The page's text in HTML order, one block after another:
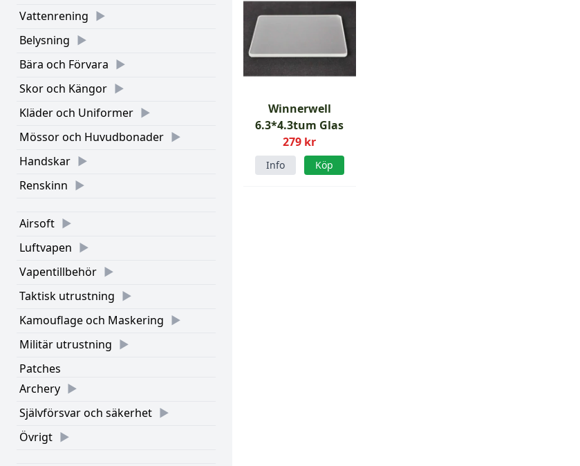
Vattenrening
Belysning
Bära och Förvara
Skor och Kängor
Kläder och Uniformer
Mössor och Huvudbonader
Handskar
Renskinn
Airsoft
Luftvapen
Vapentillbehör
Taktisk utrustning
Kamouflage och Maskering
Militär utrustning
Patches
Archery
Självförsvar och säkerhet
Övrigt
Winnerwell
6.3*4.3tum Glas
279 kr
Info Köp